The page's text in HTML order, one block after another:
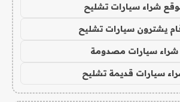
شراء سيارات تشليح
يشترون سيارات تشليح
شراء سيارات مصدومة
سيارات قديمة تشليح